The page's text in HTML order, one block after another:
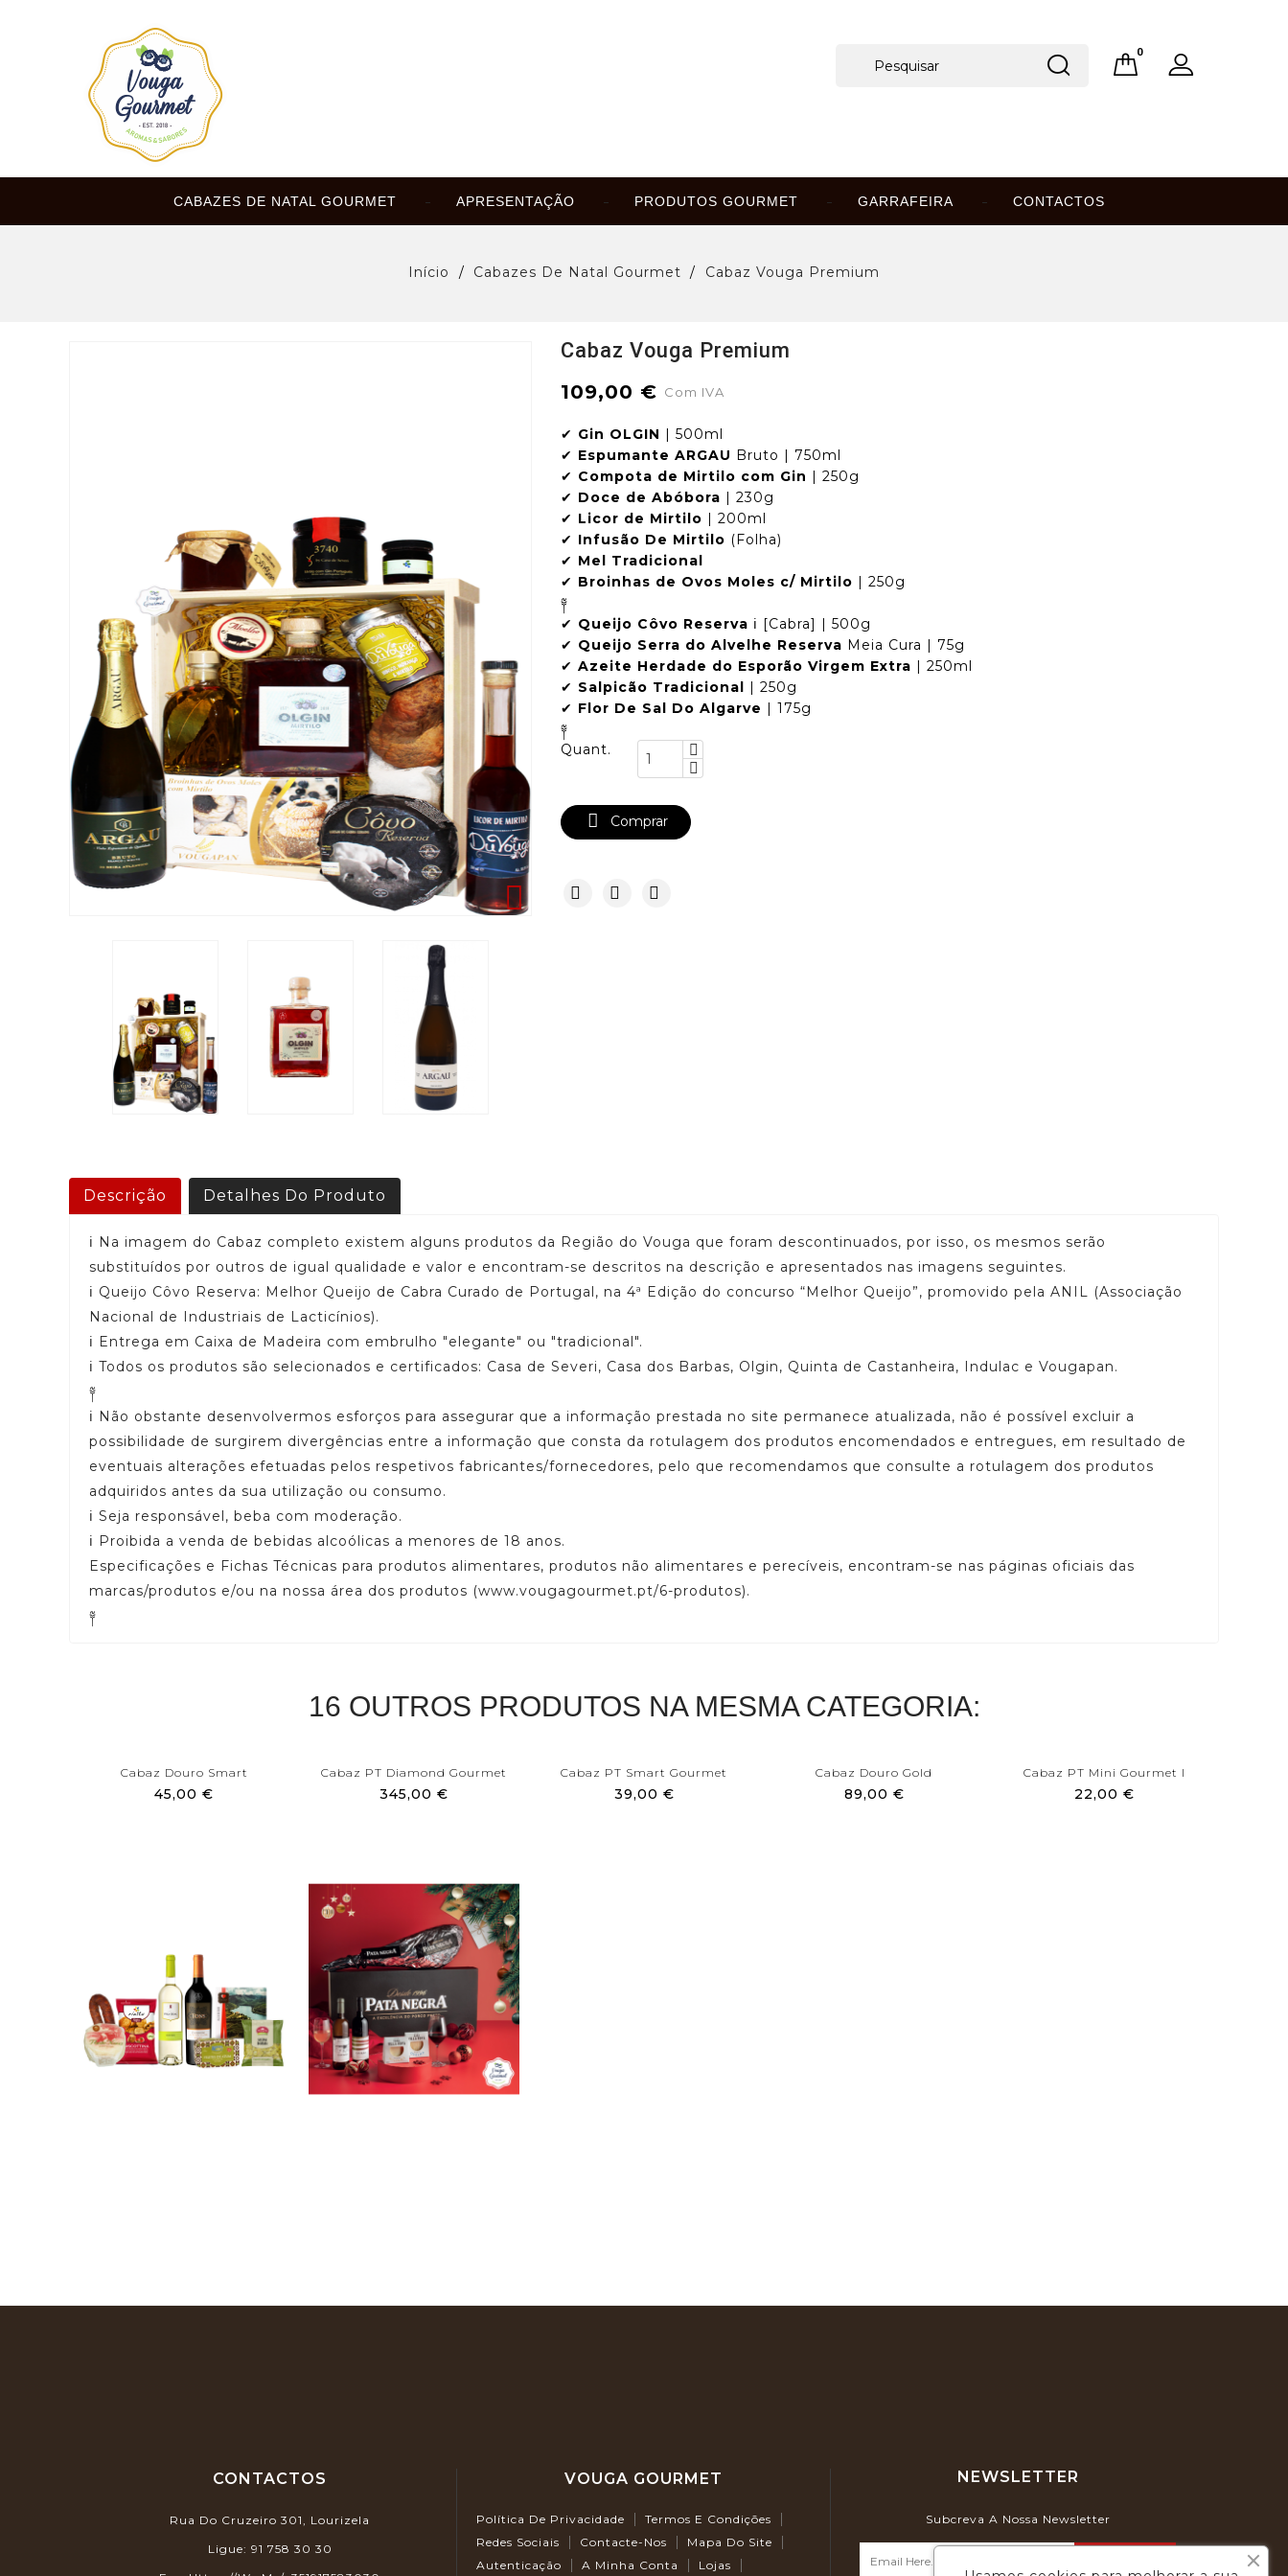
0
CABAZES DE NATAL GOURMET APRESENTAÇÃO PRODUTOS GOURMET GARRAFEIRA CONTACTOS
Início Cabazes De Natal Gourmet Cabaz Vouga Premium

Cabaz Vouga Premium
109,00 € Com IVA
✔ Gin OLGIN | 500ml
✔ Espumante ARGAU Bruto | 750ml
✔ Compota de Mirtilo com Gin | 250g
✔ Doce de Abóbora | 230g
✔ Licor de Mirtilo | 200ml
✔ Infusão De Mirtilo (Folha)
✔ Mel Tradicional
✔ Broinhas de Ovos Moles c/ Mirtilo | 250g
༈
✔ Queijo Côvo Reserva ℹ️ [Cabra] | 500g
✔ Queijo Serra do Alvelhe Reserva Meia Cura | 75g
✔ Azeite Herdade do Esporão Virgem Extra | 250ml
✔ Salpicão Tradicional | 250g
✔ Flor De Sal Do Algarve | 175g
༈
Quant.
 Comprar
Descrição Detalhes Do Produto
ℹ️ Na imagem do Cabaz completo existem alguns produtos da Região do Vouga que foram descontinuados, por isso, os mesmos serão
substituídos por outros de igual qualidade e valor e encontram-se descritos na descrição e apresentados nas imagens seguintes.
ℹ️ Queijo Côvo Reserva: Melhor Queijo de Cabra Curado de Portugal, na 4ª Edição do concurso “Melhor Queijo”, promovido pela ANIL (Associação
Nacional de Industriais de Lacticínios).
ℹ️ Entrega em Caixa de Madeira com embrulho "elegante" ou "tradicional".
ℹ️ Todos os produtos são selecionados e certificados: Casa de Severi, Casa dos Barbas, Olgin, Quinta de Castanheira, Indulac e Vougapan.
༈
ℹ️ Não obstante desenvolvermos esforços para assegurar que a informação prestada no site permanece atualizada, não é possível excluir a
possibilidade de surgirem divergências entre a informação que consta da rotulagem dos produtos encomendados e entregues, em resultado de
eventuais alterações efetuadas pelos respetivos fabricantes/fornecedores, pelo que recomendamos que consulte a rotulagem dos produtos
adquiridos antes da sua utilização ou consumo.
ℹ️ Seja responsável, beba com moderação.
ℹ️ Proibida a venda de bebidas alcoólicas a menores de 18 anos.
Especificações e Fichas Técnicas para produtos alimentares, produtos não alimentares e perecíveis, encontram-se nas páginas oficiais das
marcas/produtos e/ou na nossa área dos produtos (www.vougagourmet.pt/6-produtos).
༈
16 OUTROS PRODUTOS NA MESMA CATEGORIA:
Cabaz Douro Smart
45,00 €
Cabaz PT Diamond Gourmet
345,00 €
Cabaz PT Smart Gourmet
39,00 €
Cabaz Douro Gold
89,00 €
Cabaz PT Mini Gourmet I
22,00 €
CONTACTOS
Rua Do Cruzeiro 301, Lourizela
Ligue: 91 758 30 30
VOUGA GOURMET
Política De Privacidade
Termos E Condições
Redes Sociais
Contacte-Nos
Mapa Do Site
Autenticação
A Minha Conta Lojas
NEWSLETTER
Subcreva A Nossa Newsletter